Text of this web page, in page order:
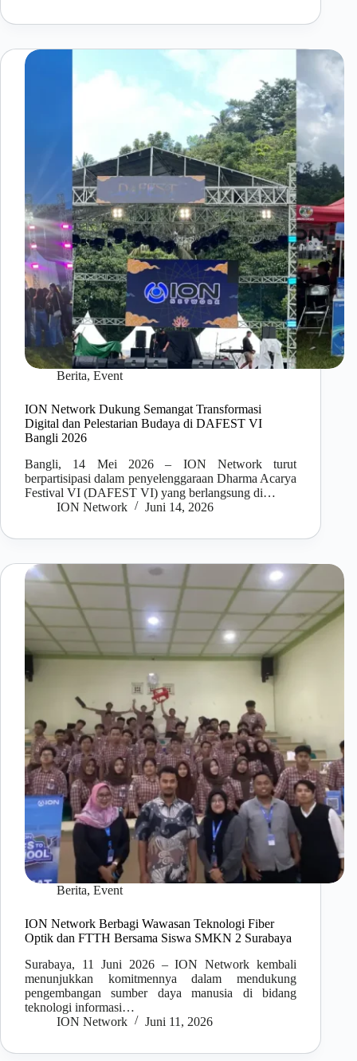
Berita, Event
ION Network Dukung Semangat Transformasi
Digital dan Pelestarian Budaya di DAFEST VI
Bangli 2026
Bangli, 14 Mei 2026 – ION Network turut
berpartisipasi dalam penyelenggaraan Dharma Acarya
Festival VI (DAFEST VI) yang berlangsung di…
ION Network
Juni 14, 2026
Berita, Event
ION Network Berbagi Wawasan Teknologi Fiber
Optik dan FTTH Bersama Siswa SMKN 2 Surabaya
Surabaya, 11 Juni 2026 – ION Network kembali
menunjukkan komitmennya dalam mendukung
pengembangan sumber daya manusia di bidang
teknologi informasi…
ION Network
Juni 11, 2026